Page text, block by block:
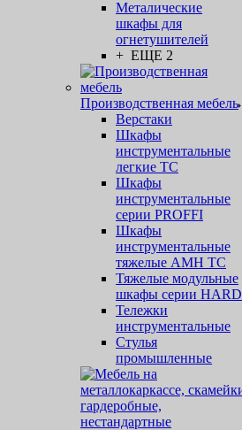
Металические
шкафы для
огнетушителей
+ ЕЩЕ 2
Производственная мебель
Верстаки
Шкафы
инструментальные
легкие ТС
Шкафы
инструментальные
серии PROFFI
Шкафы
инструментальные
тяжелые AMH TC
Тяжелые модульные
шкафы серии HARD
Тележки
инструментальные
Стулья
промышленные